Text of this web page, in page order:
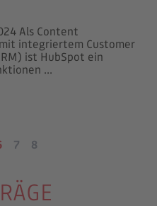
Als Content
integriertem Customer
ist HubSpot ein
...
7 8